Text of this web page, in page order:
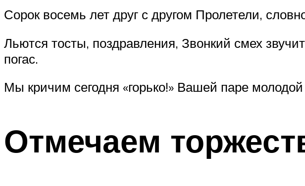
Сорок восемь лет друг с другом Пролетели,
Льются тосты, поздравления, Звонкий смех
погас.
Мы кричим сегодня «горько!» Вашей паре
Отмечаем